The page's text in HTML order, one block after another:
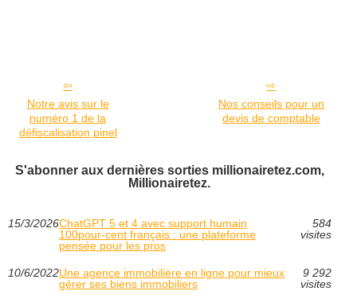
Notre avis sur le
numéro 1 de la
défiscalisation pinel
Nos conseils pour un
devis de comptable
S'abonner aux dernières sorties millionairetez.com,
Millionairetez.
15/3/2026ChatGPT 5 et 4 avec support humain
100pour-cent français : une plateforme
pensée pour les pros
584
visites
10/6/2022Une agence immobilière en ligne pour mieux
gérer ses biens immobiliers
9 292
visites